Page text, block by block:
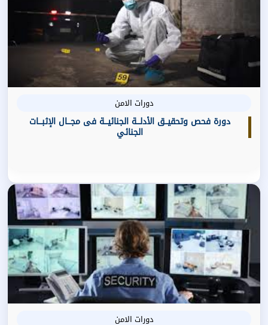
دورات الامن
دورة فحص وتحقيــق الأدلـــة الجنائيـــة فى مجـــال الإثبـــات
الجنائي
دورات الامن